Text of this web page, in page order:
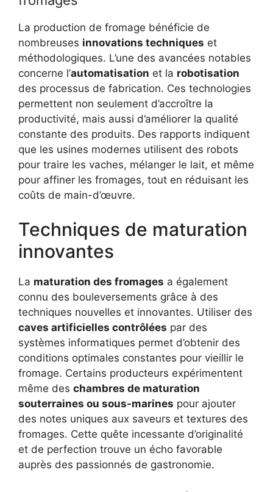
La production de fromage bénéficie de
nombreuses innovations techniques et
méthodologiques. L’une des avancées notables
concerne l’automatisation et la robotisation
des processus de fabrication. Ces technologies
permettent non seulement d’accroître la
productivité, mais aussi d’améliorer la qualité
constante des produits. Des rapports indiquent
que les usines modernes utilisent des robots
pour traire les vaches, mélanger le lait, et même
pour affiner les fromages, tout en réduisant les
coûts de main-d’œuvre.
Techniques de maturation
innovantes
La maturation des fromages a également
connu des bouleversements grâce à des
techniques nouvelles et innovantes. Utiliser des
caves artificielles contrôlées par des
systèmes informatiques permet d’obtenir des
conditions optimales constantes pour vieillir le
fromage. Certains producteurs expérimentent
même des chambres de maturation
souterraines ou sous-marines pour ajouter
des notes uniques aux saveurs et textures des
fromages. Cette quête incessante d’originalité
et de perfection trouve un écho favorable
auprès des passionnés de gastronomie.